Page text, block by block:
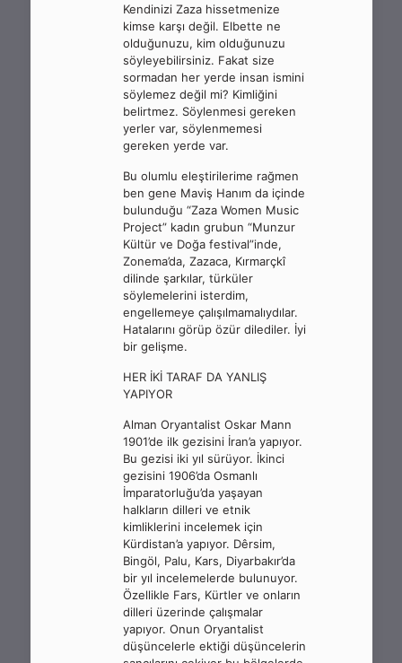
Kendinizi Zaza hissetmenize
kimse karşı değil. Elbette ne
olduğunuzu, kim olduğunuzu
söyleyebilirsiniz. Fakat size
sormadan her yerde insan ismini
söylemez değil mi? Kimliğini
belirtmez. Söylenmesi gereken
yerler var, söylenmemesi
gereken yerde var.
Bu olumlu eleştirilerime rağmen
ben gene Maviş Hanım da içinde
bulunduğu “Zaza Women Music
Project” kadın grubun “Munzur
Kültür ve Doğa festival”inde,
Zonema’da, Zazaca, Kırmarçkî
dilinde şarkılar, türküler
söylemelerini isterdim,
engellemeye çalışılmamalıydılar.
Hatalarını görüp özür dilediler. İyi
bir gelişme.
HER İKİ TARAF DA YANLIŞ
YAPIYOR
Alman Oryantalist Oskar Mann
1901’de ilk gezisini İran’a yapıyor.
Bu gezisi iki yıl sürüyor. İkinci
gezisini 1906’da Osmanlı
İmparatorluğu’da yaşayan
halkların dilleri ve etnik
kimliklerini incelemek için
Kürdistan’a yapıyor. Dêrsim,
Bingöl, Palu, Kars, Diyarbakır’da
bir yıl incelemelerde bulunuyor.
Özellikle Fars, Kürtler ve onların
dilleri üzerinde çalışmalar
yapıyor. Onun Oryantalist
düşüncelerle ektiği düşüncelerin